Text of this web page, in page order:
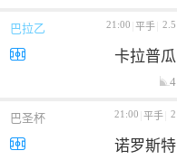
巴拉乙 21:00 平手 2.5
卡拉普瓜
4
巴圣杯 21:00 平手 2
诺罗斯特